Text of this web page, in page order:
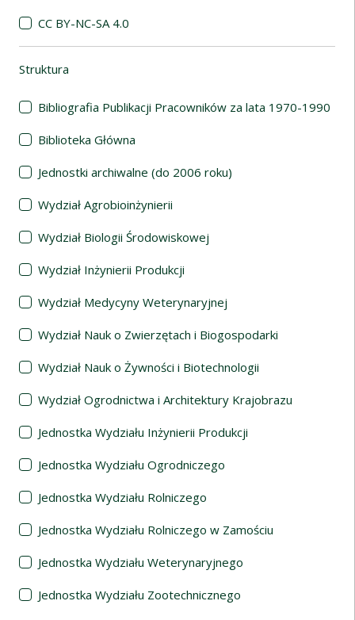
CC BY-NC-SA 4.0
Struktura
Bibliografia Publikacji Pracowników za lata 1970-1990
Biblioteka Główna
Jednostki archiwalne (do 2006 roku)
Wydział Agrobioinżynierii
Wydział Biologii Środowiskowej
Wydział Inżynierii Produkcji
Wydział Medycyny Weterynaryjnej
Wydział Nauk o Zwierzętach i Biogospodarki
Wydział Nauk o Żywności i Biotechnologii
Wydział Ogrodnictwa i Architektury Krajobrazu
Jednostka Wydziału Inżynierii Produkcji
Jednostka Wydziału Ogrodniczego
Jednostka Wydziału Rolniczego
Jednostka Wydziału Rolniczego w Zamościu
Jednostka Wydziału Weterynaryjnego
Jednostka Wydziału Zootechnicznego